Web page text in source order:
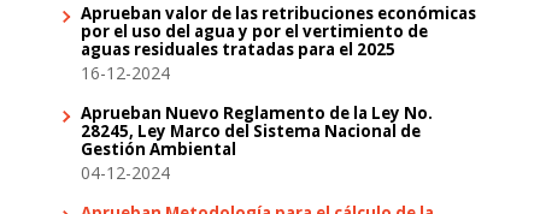
Aprueban valor de las retribuciones económicas
por el uso del agua y por el vertimiento de
aguas residuales tratadas para el 2025
16-12-2024
Aprueban Nuevo Reglamento de la Ley No.
28245, Ley Marco del Sistema Nacional de
Gestión Ambiental
04-12-2024